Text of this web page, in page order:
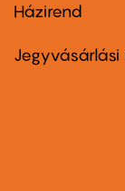
Footer
second
Házirend